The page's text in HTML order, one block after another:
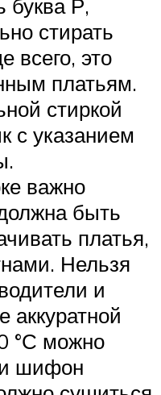
буква Р,
стирать
всего, это
платьям.
стиркой
с указанием
важно
быть
платья,
Нельзя
и
аккуратной
°С можно
шифон